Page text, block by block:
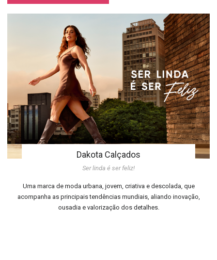
Dakota Calçados
Ser linda é ser feliz!
Uma marca de moda urbana, jovem, criativa e descolada, que
acompanha as principais tendências mundiais, aliando inovação,
ousadia e valorização dos detalhes.